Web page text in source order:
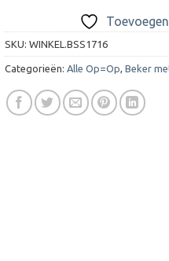
SKU: WINKEL.BSS1716
Categorieën: Alle Op=Op Beker